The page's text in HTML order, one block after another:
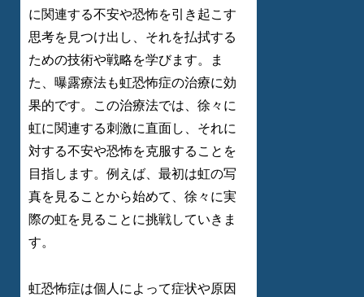
に関連する不安や恐怖を引き起こす
思考を見つけ出し、それを払拭する
ための技術や戦略を学びます。ま
た、曝露療法も虹恐怖症の治療に効
果的です。この治療法では、徐々に
虹に関連する刺激に直面し、それに
対する不安や恐怖を克服することを
目指します。例えば、最初は虹の写
真を見ることから始めて、徐々に実
際の虹を見ることに挑戦していきま
す。
虹恐怖症は個人によって症状や原因